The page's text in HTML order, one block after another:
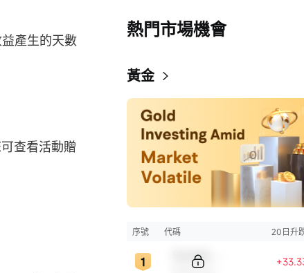
產生的天數
查看活動贈
熱門市場機會
黃金
序號 代碼 20日升